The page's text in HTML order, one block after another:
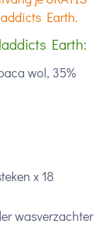
Earth.
Earth:
wol, 35%
x 18
wasverzachter